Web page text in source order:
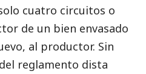
cuatro circuitos o
de un bien envasado
al productor. Sin
reglamento dista